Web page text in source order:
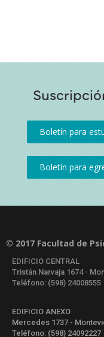
© 2017 Facultad de
EDIFICIO CENTRAL
Tristán Narvaja 1674 -
Teléfono: (598) 24008555
EDIFICIO ANEXO
Mercedes 1737 -
Teléfono: (598) 24092227